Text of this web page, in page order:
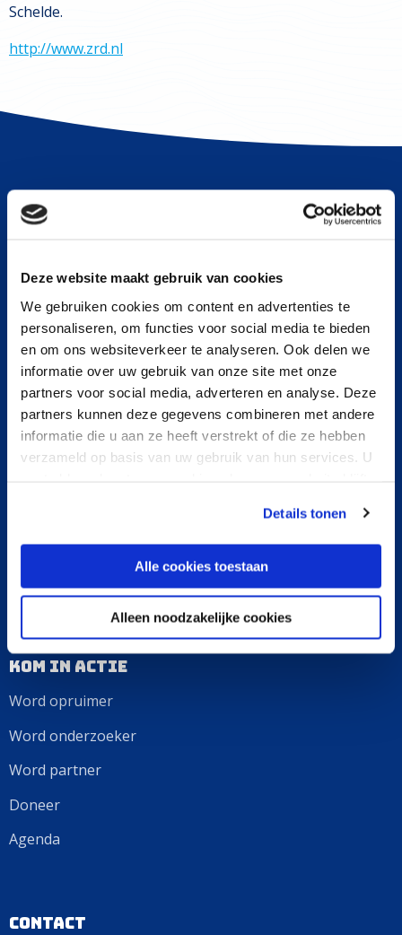
Deze website maakt gebruik van cookies
We gebruiken cookies om content en advertenties te
personaliseren, om functies voor social media te bieden
en om ons websiteverkeer te analyseren. Ook delen we
informatie over uw gebruik van onze site met onze
partners voor social media, adverteren en analyse. Deze
partners kunnen deze gegevens combineren met andere
informatie die u aan ze heeft verstrekt of die ze hebben
verzameld op basis van uw gebruik van hun services. U
Details tonen
Alle cookies toestaan
Alleen noodzakelijke cookies
Schelde.
http://www.zrd.nl
Schone Rivieren is een programma van IVN
Natuureducatie, dat in 2017 werd geïnitieerd in
samenwerking met Plastic Soup Foundation en Stichting
De Noordzee. Samen met consumenten, bedrijven en
overheden werken we aan ons doel: plasticvrije rivieren
in Nederland in 2030.
Onze aanpak
Oplossen
Ontdekken
Kom in actie
Word opruimer
Word onderzoeker
Word partner
Doneer
Agenda
Contact